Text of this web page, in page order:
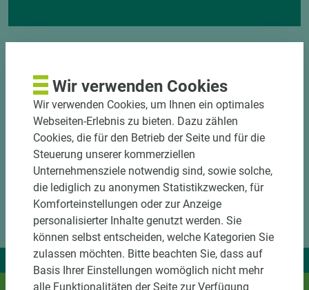
Wir liefern Ideen.
Und das passende Holz dazu.
Wir verwenden Cookies
Wir verwenden Cookies, um Ihnen ein optimales
Webseiten-Erlebnis zu bieten. Dazu zählen
Cookies, die für den Betrieb der Seite und für die
Steuerung unserer kommerziellen
Unternehmensziele notwendig sind, sowie solche,
die lediglich zu anonymen Statistikzwecken, für
Komforteinstellungen oder zur Anzeige
personalisierter Inhalte genutzt werden. Sie
können selbst entscheiden, welche Kategorien Sie
zulassen möchten. Bitte beachten Sie, dass auf
Basis Ihrer Einstellungen womöglich nicht mehr
alle Funktionalitäten der Seite zur Verfügung